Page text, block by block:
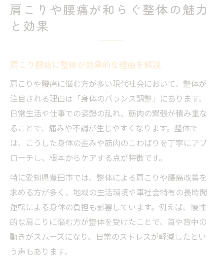
肩こりや腰痛が和らぐ整体の魅力
と効果
肩こり腰痛に整体が効果的な理由を解説
肩こりや腰痛に悩む方が多い現代社会において、整体が
注目される理由は「身体のバランス調整」にあります。
日常生活や仕事での姿勢の乱れ、筋肉の緊張が積み重な
ることで、痛みや不調が生じやすくなります。整体で
は、こうした身体の歪みや筋肉のこわばりを丁寧にアプ
ローチし、根本からケアする点が特徴です。
特に愛知県豊田市では、整体による肩こりや腰痛改善を
求める方が多く、地域の生活環境や車社会特有の長時間
運転による身体の負担も影響しています。例えば、慢性
的な肩こりに悩む方が整体を受けたことで、首や背中の
動きがスムーズになり、日常のストレスが軽減したとい
う声もあります。